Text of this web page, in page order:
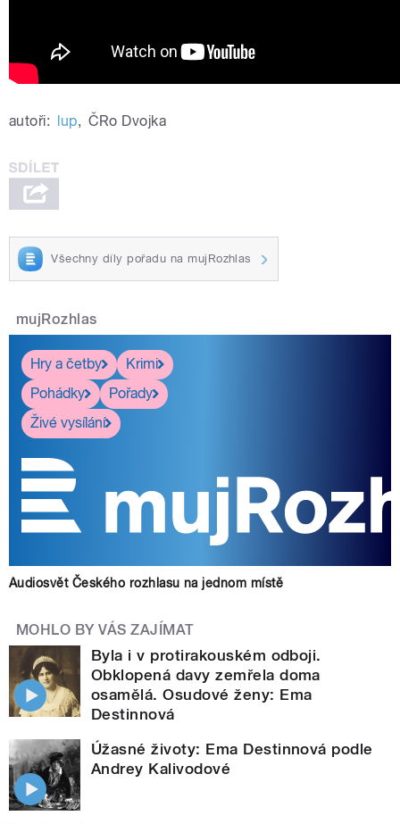
autoři: lup, ČRo Dvojka
Všechny díly pořadu na mujRozhlas
mujRozhlas
Hry a četby
Krimi
Pohádky
Pořady
Živé vysílání
Audiosvět Českého rozhlasu na jednom místě
MOHLO BY VÁS ZAJÍMAT
Byla i v protirakouském odboji.
Obklopená davy zemřela doma
osamělá. Osudové ženy: Ema
Destinnová
Úžasné životy: Ema Destinnová podle
Andrey Kalivodové